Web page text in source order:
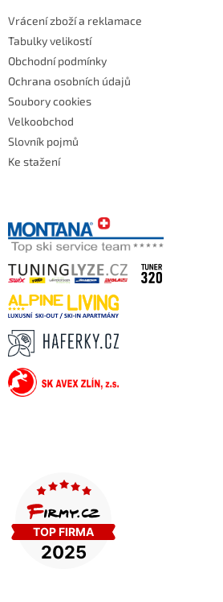
Vrácení zboží a reklamace
Tabulky velikostí
Obchodní podmínky
Ochrana osobních údajů
Soubory cookies
Velkoobchod
Slovník pojmů
Ke stažení